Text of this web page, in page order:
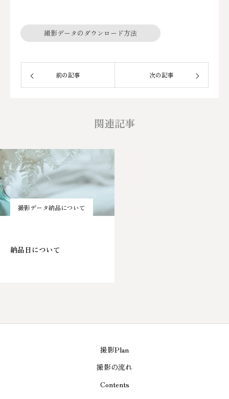
撮影データのダウンロード方法
前の記事 次の記事
関連記事
撮影データ納品について
納品日について
撮影Plan
撮影の流れ
Contents